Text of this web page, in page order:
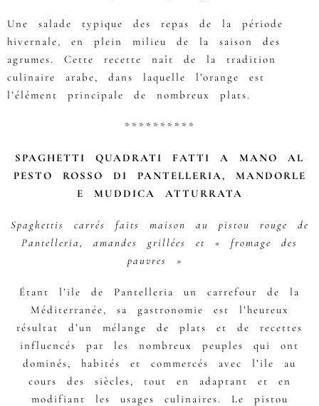
Une salade typique des repas de la période
hivernale, en plein milieu de la saison des
agrumes. Cette recette naît de la tradition
culinaire arabe, dans laquelle l’orange est
l’élément principale de nombreux plats.
**********
SPAGHETTI QUADRATI FATTI A MANO AL
PESTO ROSSO DI PANTELLERIA, MANDORLE
E MUDDICA ATTURRATA
Spaghettis carrés faits maison au pistou rouge de
Pantelleria, amandes grillées et « fromage des
pauvres »
Étant l’ile de Pantelleria un carrefour de la
Méditerranée, sa gastronomie est l’heureux
résultat d’un mélange de plats et de recettes
influencés par les nombreux peuples qui ont
dominés, habités et commercés avec l’ile au
cours des siècles, tout en adaptant et en
modifiant les usages culinaires. Le pistou